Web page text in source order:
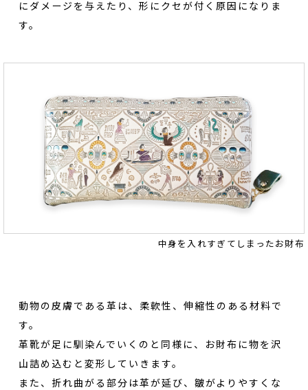
にダメージを与えたり、形にクセが付く原因になりま
す。
中身を入れすぎてしまったお財布
動物の皮膚である革は、柔軟性、伸縮性のある材料で
す。
革靴が足に馴染んでいくのと同様に、お財布に物を沢
山詰め込むと変形していきます。
また、折れ曲がる部分は革が延び、皺がよりやすくな